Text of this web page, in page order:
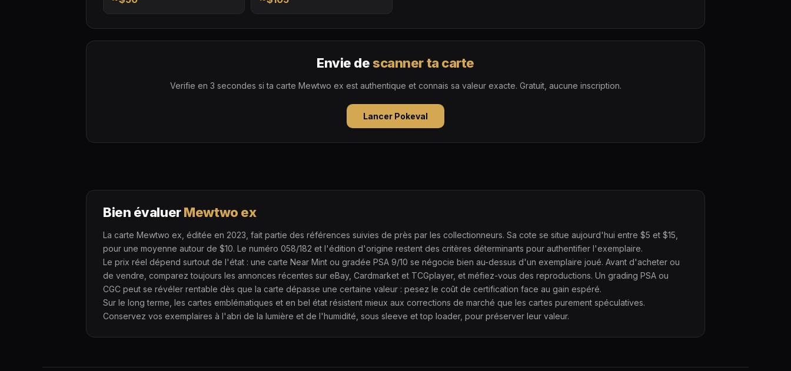
Envie descanner ta carte
Verifie en 3 secondes si ta carte Mewtwo ex est authentique et connais sa valeur exacte. Gratuit, aucune inscription.
Lancer Pokeval
Bien évaluerMewtwo ex
La carte Mewtwo ex, éditée en 2023, fait partie des références suivies de près par les collectionneurs. Sa cote se situe aujourd'hui entre $5 et $15,
pour une moyenne autour de $10. Le numéro 058/182 et l'édition d'origine restent des critères déterminants pour authentifier l'exemplaire.
Le prix réel dépend surtout de l'état : une carte Near Mint ou gradée PSA 9/10 se négocie bien au-dessus d'un exemplaire joué. Avant d'acheter ou
de vendre, comparez toujours les annonces récentes sur eBay, Cardmarket et TCGplayer, et méfiez-vous des reproductions. Un grading PSA ou
CGC peut se révéler rentable dès que la carte dépasse une certaine valeur : pesez le coût de certification face au gain espéré.
Sur le long terme, les cartes emblématiques et en bel état résistent mieux aux corrections de marché que les cartes purement spéculatives.
Conservez vos exemplaires à l'abri de la lumière et de l'humidité, sous sleeve et top loader, pour préserver leur valeur.